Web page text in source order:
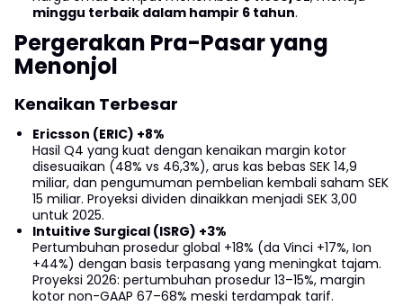
minggu terbaik dalam hampir 6 tahun.
Pergerakan Pra-Pasar yang
Menonjol
Kenaikan Terbesar
Ericsson (ERIC) +8%
Hasil Q4 yang kuat dengan kenaikan margin kotor
disesuaikan (48% vs 46,3%), arus kas bebas SEK 14,9
miliar, dan pengumuman pembelian kembali saham SEK
15 miliar. Proyeksi dividen dinaikkan menjadi SEK 3,00
untuk 2025.
Intuitive Surgical (ISRG) +3%
Pertumbuhan prosedur global +18% (da Vinci +17%, Ion
+44%) dengan basis terpasang yang meningkat tajam.
Proyeksi 2026: pertumbuhan prosedur 13–15%, margin
kotor non-GAAP 67–68% meski terdampak tarif.